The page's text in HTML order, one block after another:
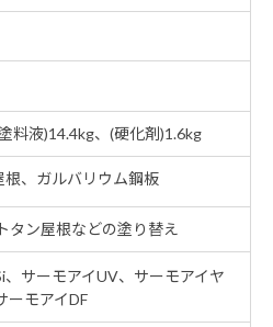
料液)14.4kg、(硬化剤)1.6kg
根、ガルバリウム鋼板
タン屋根などの塗り替え
、サーモアイUV、サーモアイヤ
ーモアイDF